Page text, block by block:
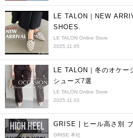
LE TALON｜NEW
SHOES.
LE TALON Online Store
2025.11.05
LE TALON｜冬のオケー
シューズ7選
LE TALON Online Store
2025.11.03
GRISE | ヒール高さ別
GRISE 本社